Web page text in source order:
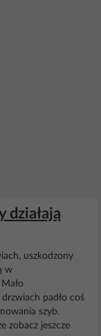
działają
uszkodzony
w
padło coś
szyb.
zobacz jeszcze